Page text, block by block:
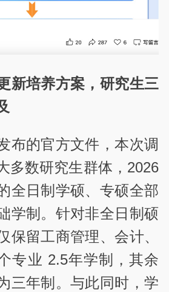
新培养方案，研究生三
布的官方文件，本次调
多数研究生群体，2026
全日制学硕、专硕全部
学制。针对非全日制硕
保留工商管理、会计、
专业 2.5年学制，其余
三年制。与此同时，学